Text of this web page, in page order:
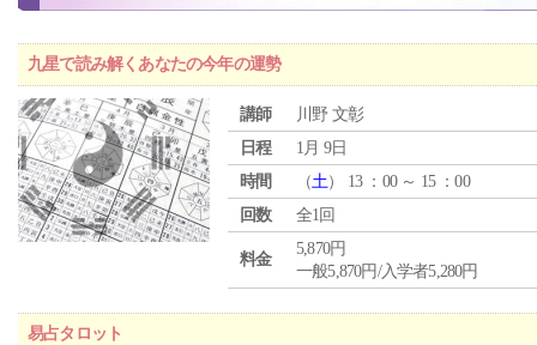
九星で読み解くあなたの今年の運勢
講師
川野 文彰
日程
1月 9日
時間
（土） 13 ：00 ～ 15 ：00
回数
全1回
料金
5,870円
一般5,870円/入学者5,280円
易占タロット